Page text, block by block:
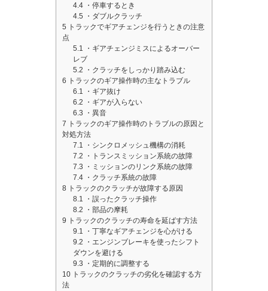
4.4 ・停車するとき
4.5 ・ダブルクラッチ
5 トラックでギアチェンジを行うときの注意
点
5.1 ・ギアチェンジミスによるオーバー
レブ
5.2 ・クラッチをしっかり踏み込む
6 トラックのギア操作時の主なトラブル
6.1 ・ギア抜け
6.2 ・ギアが入らない
6.3 ・異音
7 トラックのギア操作時のトラブルの原因と
対処方法
7.1 ・シンクロメッシュ機構の消耗
7.2 ・トランスミッション系統の故障
7.3 ・ミッションのリンク系統の故障
7.4 ・クラッチ系統の故障
8 トラックのクラッチが故障する原因
8.1 ・誤ったクラッチ操作
8.2 ・部品の摩耗
9 トラックのクラッチの寿命を延ばす方法
9.1 ・丁寧なギアチェンジを心がける
9.2 ・エンジンブレーキを使ったシフト
ダウンを避ける
9.3 ・定期的に調整する
10 トラックのクラッチの劣化を確認する方
法